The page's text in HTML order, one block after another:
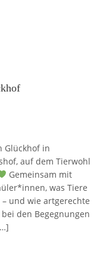
Glückhof in
auf dem Tierwohl
Gemeinsam mit
was Tiere
und wie artgerechte
den Begegnungen